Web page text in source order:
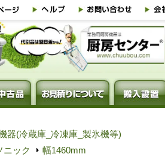
器(冷蔵庫_冷凍庫_製氷機等)
ニック
幅1460mm